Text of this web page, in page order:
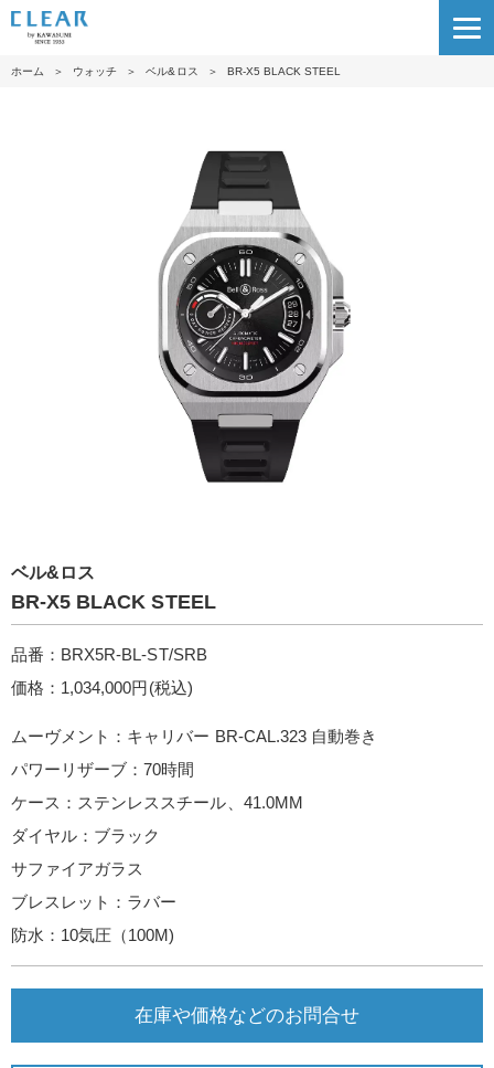
ホーム ＞ ウォッチ ＞ ベル&ロス ＞ BR-X5 BLACK STEEL
ベル&ロス
BR-X5 BLACK STEEL
品番：BRX5R-BL-ST/SRB
価格：1,034,000円(税込)
ムーヴメント：キャリバー BR-CAL.323 自動巻き
パワーリザーブ：70時間
ケース：ステンレススチール、41.0MM
ダイヤル：ブラック
サファイアガラス
ブレスレット：ラバー
防水：10気圧（100M)
在庫や価格などのお問合せ